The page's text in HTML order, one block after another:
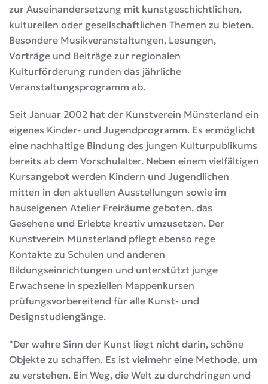
zur Auseinandersetzung mit kunstgeschichtlichen,
kulturellen oder gesellschaftlichen Themen zu bieten.
Besondere Musikveranstaltungen, Lesungen,
Vorträge und Beiträge zur regionalen
Kulturförderung runden das jährliche
Veranstaltungsprogramm ab.
Seit Januar 2002 hat der Kunstverein Münsterland ein
eigenes Kinder- und Jugendprogramm. Es ermöglicht
eine nachhaltige Bindung des jungen Kulturpublikums
bereits ab dem Vorschulalter. Neben einem vielfältigen
Kursangebot werden Kindern und Jugendlichen
mitten in den aktuellen Ausstellungen sowie im
hauseigenen Atelier Freiräume geboten, das
Gesehene und Erlebte kreativ umzusetzen. Der
Kunstverein Münsterland pflegt ebenso rege
Kontakte zu Schulen und anderen
Bildungseinrichtungen und unterstützt junge
Erwachsene in speziellen Mappenkursen
prüfungsvorbereitend für alle Kunst- und
Designstudiengänge.
"Der wahre Sinn der Kunst liegt nicht darin, schöne
Objekte zu schaffen. Es ist vielmehr eine Methode, um
zu verstehen. Ein Weg, die Welt zu durchdringen und